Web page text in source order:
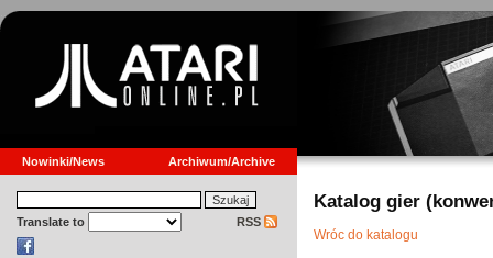
Nowinki/News Archiwum/Archive
Translate to RSS
Katalog gier
Wróc do katalogu